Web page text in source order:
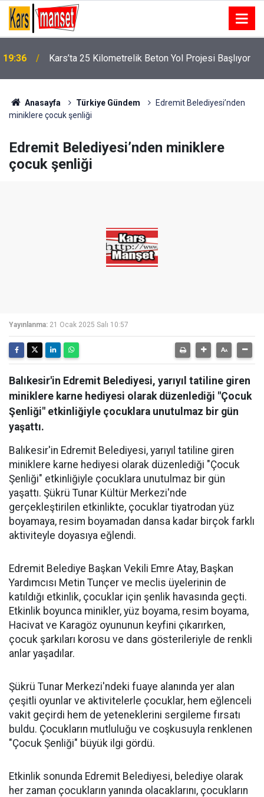
19:36 Kars’ta 25 Kilometrelik Beton Yol Projesi Başlıyor
Anasayfa Türkiye Gündem
Edremit Belediyesi’nden
miniklere çocuk şenliği
Edremit Belediyesi’nden miniklere
çocuk şenliği
Yayınlanma: 21 Ocak 2025 Salı 10:57
Balıkesir'in Edremit Belediyesi, yarıyıl tatiline giren
miniklere karne hediyesi olarak düzenlediği "Çocuk
Şenliği" etkinliğiyle çocuklara unutulmaz bir gün
yaşattı.
Balıkesir'in Edremit Belediyesi, yarıyıl tatiline giren
miniklere karne hediyesi olarak düzenlediği "Çocuk
Şenliği" etkinliğiyle çocuklara unutulmaz bir gün
yaşattı. Şükrü Tunar Kültür Merkezi'nde
gerçekleştirilen etkinlikte, çocuklar tiyatrodan yüz
boyamaya, resim boyamadan dansa kadar birçok farklı
aktiviteyle doyasıya eğlendi.
Edremit Belediye Başkan Vekili Emre Atay, Başkan
Yardımcısı Metin Tunçer ve meclis üyelerinin de
katıldığı etkinlik, çocuklar için şenlik havasında geçti.
Etkinlik boyunca minikler, yüz boyama, resim boyama,
Hacivat ve Karagöz oyununun keyfini çıkarırken,
çocuk şarkıları korosu ve dans gösterileriyle de renkli
anlar yaşadılar.
Şükrü Tunar Merkezi'ndeki fuaye alanında yer alan
çeşitli oyunlar ve aktivitelerle çocuklar, hem eğlenceli
vakit geçirdi hem de yeteneklerini sergileme fırsatı
buldu. Çocukların mutluluğu ve coşkusuyla renklenen
"Çocuk Şenliği" büyük ilgi gördü.
Etkinlik sonunda Edremit Belediyesi, belediye olarak
her zaman çocukların yanında olacaklarını, çocukların